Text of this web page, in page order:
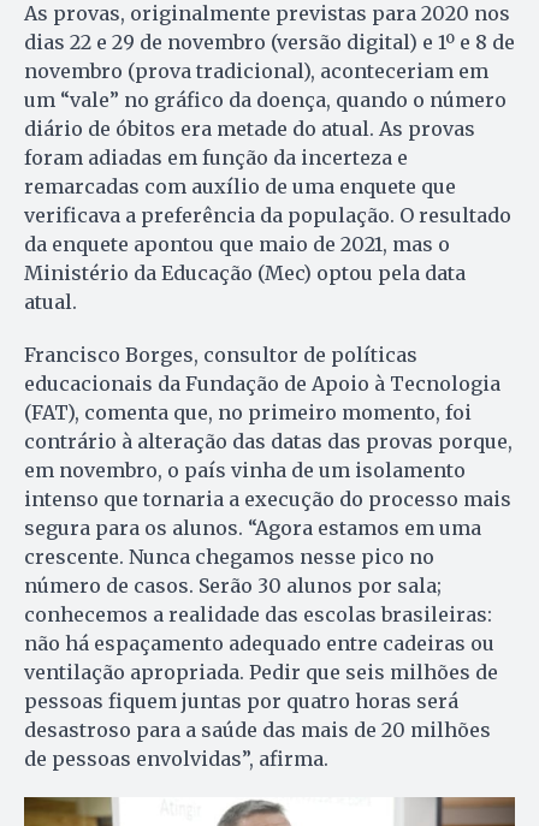
As provas, originalmente previstas para 2020 nos
dias 22 e 29 de novembro (versão digital) e 1º e 8 de
novembro (prova tradicional), aconteceriam em
um “vale” no gráfico da doença, quando o número
diário de óbitos era metade do atual. As provas
foram adiadas em função da incerteza e
remarcadas com auxílio de uma enquete que
verificava a preferência da população. O resultado
da enquete apontou que maio de 2021, mas o
Ministério da Educação (Mec) optou pela data
atual.
Francisco Borges, consultor de políticas
educacionais da Fundação de Apoio à Tecnologia
(FAT), comenta que, no primeiro momento, foi
contrário à alteração das datas das provas porque,
em novembro, o país vinha de um isolamento
intenso que tornaria a execução do processo mais
segura para os alunos. “Agora estamos em uma
crescente. Nunca chegamos nesse pico no
número de casos. Serão 30 alunos por sala;
conhecemos a realidade das escolas brasileiras:
não há espaçamento adequado entre cadeiras ou
ventilação apropriada. Pedir que seis milhões de
pessoas fiquem juntas por quatro horas será
desastroso para a saúde das mais de 20 milhões
de pessoas envolvidas”, afirma.